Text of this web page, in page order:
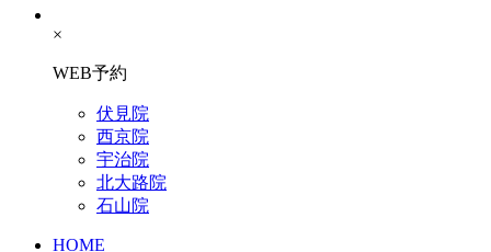
×
WEB予約
伏見院
西京院
宇治院
北大路院
石山院
HOME